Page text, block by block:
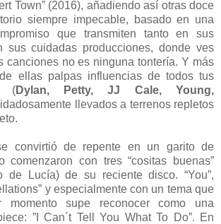
Town” (2016), añadiendo así otras doce
siempre impecable, basado en una
que transmiten tanto en sus
sus cuidadas producciones, donde ves
canciones no es ninguna tontería. Y más
ellas palpas influencias de todos tus
(Dylan, Petty, JJ Cale, Young,
llevados a terrenos repletos
convirtió de repente en un garito de
comenzaron con tres “cositas buenas”
de Lucía) de su reciente disco. “You”,
y especialmente con un tema que
momento supe reconocer como una
”I Can´t Tell You What To Do”. En